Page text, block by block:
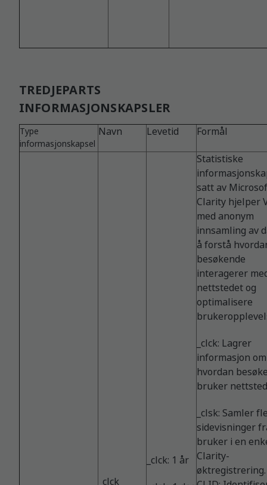
TREDJEPARTS
INFORMASJONSKAPSLER
Type
informasjonskapsel
Navn Levetid Formål
_clck
_clck: 1 år
Statistiske
satt av
Clarity hjelper
med anonym
innsamling av
å forstå
besøkende
interagerer
nettstedet og
optimalisere
_clck: Lagrer
informasjon om
hvordan
bruker
_clsk: Samler
sidevisninger
bruker i en
Clarity-
øktregistrering.